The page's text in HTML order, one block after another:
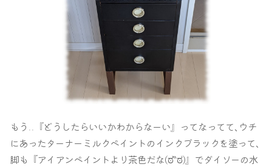
もう ‥
『どうしたらいいかわからなーい』ってなってて､ウチ
にあったターナーミルクペイントのインクブラックを塗って､
脚も『アイアンペイントより茶色だな(ಠ‶ಠ)』でダイソーの水